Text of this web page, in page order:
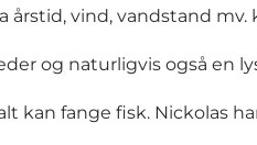
vind, vandstand mv.
og naturligvis også en
kan fange fisk. Nickolas